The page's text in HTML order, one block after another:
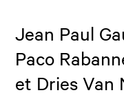
Jean Paul
Paco
et Dries Van